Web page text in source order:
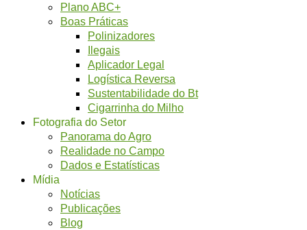
Plano ABC+
Boas Práticas
Polinizadores
Ilegais
Aplicador Legal
Logística Reversa
Sustentabilidade do Bt
Cigarrinha do Milho
Fotografia do Setor
Panorama do Agro
Realidade no Campo
Dados e Estatísticas
Mídia
Notícias
Publicações
Blog